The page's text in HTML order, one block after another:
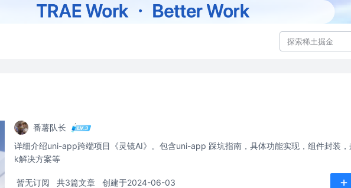
番薯队长
详细介绍uni-app跨端项目《灵镜AI》。包含uni-app 踩坑指南，具体功能实现，组件封装
k解决方案等
暂无订阅 共3篇文章 创建于2024-06-03